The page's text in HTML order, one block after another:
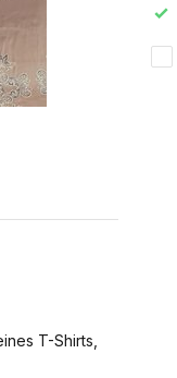
T-Shirts,